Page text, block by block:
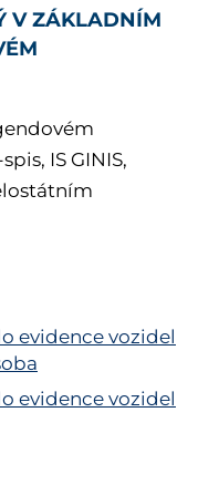
V ZÁKLADNÍM
IS GINIS,
evidence vozidel
evidence vozidel